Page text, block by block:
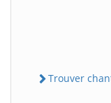
Trouver